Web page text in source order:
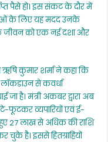
पैसे हो। इस संकट के दौर में
के लिए यह मदद उनके
जीवन को एक नई दशा और
कुमार शर्मा ने कहा कि
से कवर्धा
जा है। मंत्री अकबर द्वारा अब
व्यपारियों एवं ई-
27 लाख से अधिक की राशि
है। इससे हितग्राहियों